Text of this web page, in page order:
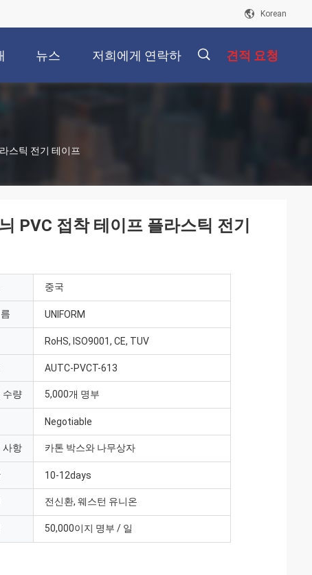
Korean
뉴스 저희에게 연락하 견적 요청
스틱 전기 테이프
PVC 접착 테이프 플라스틱 전기
중국
UNIFORM
RoHS, ISO9001, CE, TUV
AUTC-PVCT-613
수량 5,000개 명부
Negotiable
사항 카톤 박스와 나무상자
10-12days
전신환, 웨스턴 유니온
50,000이지 명부 / 일